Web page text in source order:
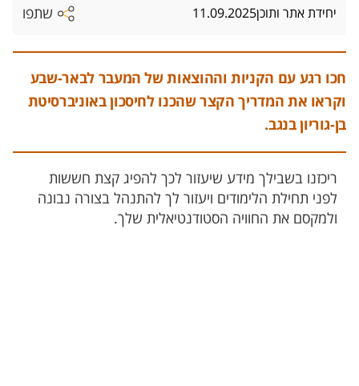
יחידת אתר ותוכן11.09.2025 שתפו
חכו רגע עם הקניות וההוצאות של המעבר לבאר-שבע
וקראו את המדריך הקצר שהכנו לחיסכון באוניברסיטת
בן-גוריון בנגב.​
ריכזנו בשבילך מידע שיעזור לכך להפיג קצת חששות
לפני תחילת הלימודים ויעזור לך להתנהל בצורה נבונה
ולמקסם את החוויה הסטודנטיאלית שלך.